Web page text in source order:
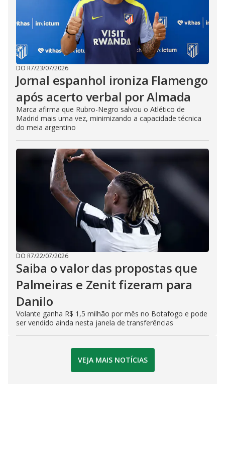
DO R7/23/07/2026
Jornal espanhol ironiza Flamengo
após acerto verbal por Almada
Marca afirma que Rubro-Negro salvou o Atlético de
Madrid mais uma vez, minimizando a capacidade técnica
do meia argentino
DO R7/22/07/2026
Saiba o valor das propostas que
Palmeiras e Zenit fizeram para
Danilo
Volante ganha R$ 1,5 milhão por mês no Botafogo e pode
ser vendido ainda nesta janela de transferências
VEJA MAIS NOTÍCIAS